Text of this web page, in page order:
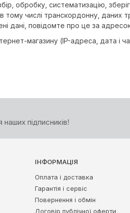
обробку, систематизацію,
числі транскордонну, даних
дані, повідомте про це за
магазину (IP-адреса, дата і
наших підписників!
ІНФОРМАЦІЯ
Оплата і доставка
Гарантія і сервіс
Повернення і обмін
Договір публічної оферти